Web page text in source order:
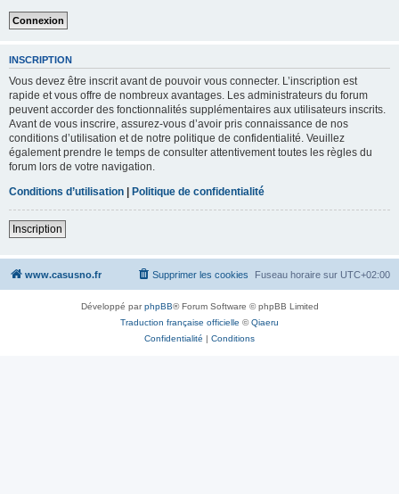
INSCRIPTION
Vous devez être inscrit avant de pouvoir vous connecter. L’inscription est
rapide et vous offre de nombreux avantages. Les administrateurs du forum
peuvent accorder des fonctionnalités supplémentaires aux utilisateurs inscrits.
Avant de vous inscrire, assurez-vous d’avoir pris connaissance de nos
conditions d’utilisation et de notre politique de confidentialité. Veuillez
également prendre le temps de consulter attentivement toutes les règles du
forum lors de votre navigation.
Conditions d’utilisation | Politique de confidentialité
Inscription
www.casusno.fr Fuseau horaire sur UTC+02:00
Supprimer les cookies
Développé parphpBB® Forum Software © phpBB Limited
Traduction française officielle ©Qiaeru
Confidentialité | Conditions